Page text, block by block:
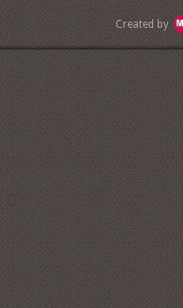
Created by